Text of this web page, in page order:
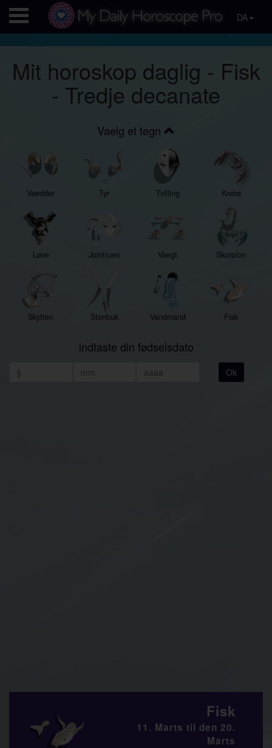
DA
Mit horoskop daglig - Fisk
- Tredje decanate
Vaelg et tegn
Vaedder Tyr Tvilling Krebs
Løve Jomfruen Vaegt Skorpion
Skytten Stenbuk Vandmand Fisk
indtaste din fødselsdato
Ok
Fisk
11. Marts til den 20.
Marts